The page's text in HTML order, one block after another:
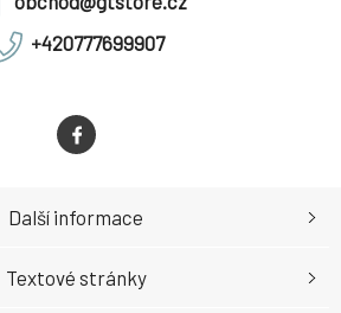
+420777699907
Další informace
Textové stránky